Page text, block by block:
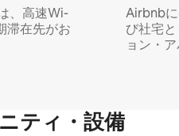
、高速Wi-
滞在先がお
Airbnb
び社宅
ョン・
ティ・設備